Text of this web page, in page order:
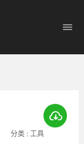
分类 : 工具